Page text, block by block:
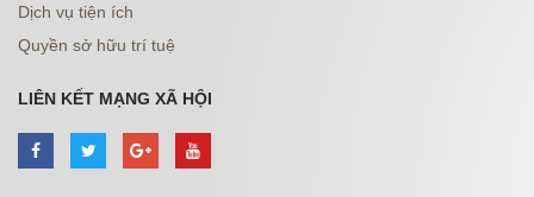
Dịch vụ tiện ích
Quyền sở hữu trí tuệ
LIÊN KẾT MẠNG XÃ HỘI